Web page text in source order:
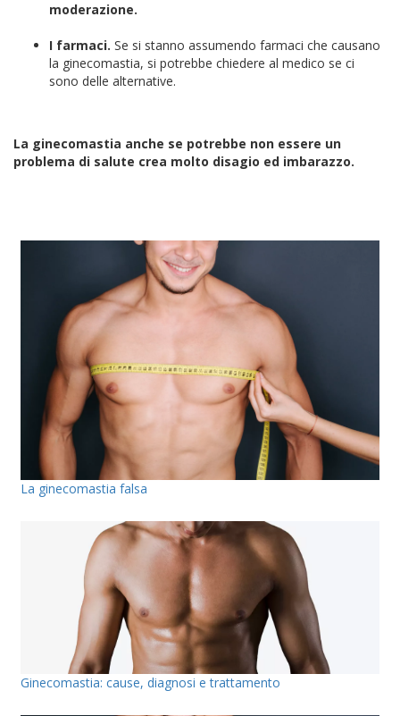
moderazione.
I farmaci. Se si stanno assumendo farmaci che causano
la ginecomastia, si potrebbe chiedere al medico se ci
sono delle alternative.
La ginecomastia anche se potrebbe non essere un
problema di salute crea molto disagio ed imbarazzo.
La ginecomastia falsa
Ginecomastia: cause, diagnosi e trattamento